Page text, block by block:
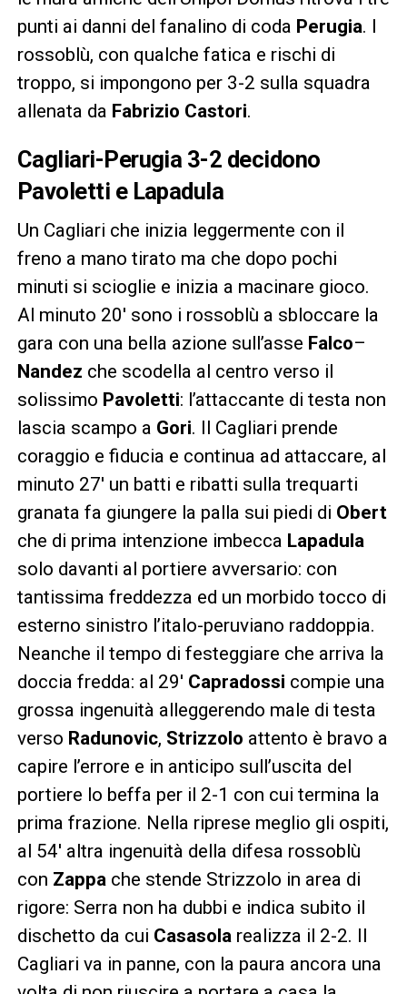
punti ai danni del fanalino di coda Perugia. I
rossoblù, con qualche fatica e rischi di
troppo, si impongono per 3-2 sulla squadra
allenata da Fabrizio Castori.
Cagliari-Perugia 3-2 decidono
Pavoletti e Lapadula
Un Cagliari che inizia leggermente con il
freno a mano tirato ma che dopo pochi
minuti si scioglie e inizia a macinare gioco.
Al minuto 20′ sono i rossoblù a sbloccare la
gara con una bella azione sull’asse Falco–
Nandez che scodella al centro verso il
solissimo Pavoletti: l’attaccante di testa non
lascia scampo a Gori. Il Cagliari prende
coraggio e fiducia e continua ad attaccare, al
minuto 27′ un batti e ribatti sulla trequarti
granata fa giungere la palla sui piedi di Obert
che di prima intenzione imbecca Lapadula
solo davanti al portiere avversario: con
tantissima freddezza ed un morbido tocco di
esterno sinistro l’italo-peruviano raddoppia.
Neanche il tempo di festeggiare che arriva la
doccia fredda: al 29′ Capradossi compie una
grossa ingenuità alleggerendo male di testa
verso Radunovic, Strizzolo attento è bravo a
capire l’errore e in anticipo sull’uscita del
portiere lo beffa per il 2-1 con cui termina la
prima frazione. Nella riprese meglio gli ospiti,
al 54′ altra ingenuità della difesa rossoblù
con Zappa che stende Strizzolo in area di
rigore: Serra non ha dubbi e indica subito il
dischetto da cui Casasola realizza il 2-2. Il
Cagliari va in panne, con la paura ancora una